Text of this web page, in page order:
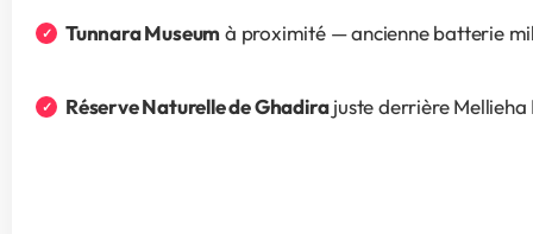
Tunnara Museum à proximité — ancienne batterie
Réserve Naturelle de Ghadira juste derrière Mellieha